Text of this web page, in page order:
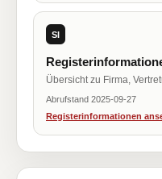
SI
Übersicht zu Firma,
Abrufstand 2025-09-27
Registerinformationen